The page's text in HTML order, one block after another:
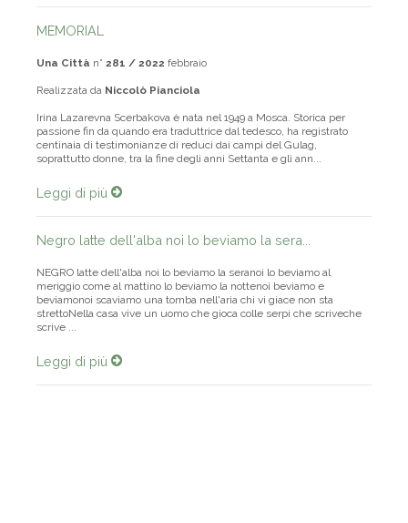
MEMORIAL
Una Città n° 281 / 2022 febbraio
Realizzata da Niccolò Pianciola
Irina Lazarevna Scerbakova è nata nel 1949 a Mosca. Storica per
passione fin da quando era traduttrice dal tedesco, ha registrato
centinaia di testimonianze di reduci dai campi del Gulag,
soprattutto donne, tra la fine degli anni Settanta e gli ann...
Leggi di più
Negro latte dell'alba noi lo beviamo la sera...
NEGRO latte dell'alba noi lo beviamo la seranoi lo beviamo al
meriggio come al mattino lo beviamo la nottenoi beviamo e
beviamonoi scaviamo una tomba nell'aria chi vi giace non sta
strettoNella casa vive un uomo che gioca colle serpi che scriveche
scrive ...
Leggi di più